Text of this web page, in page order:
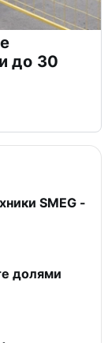
до 30
SMEG -
долями